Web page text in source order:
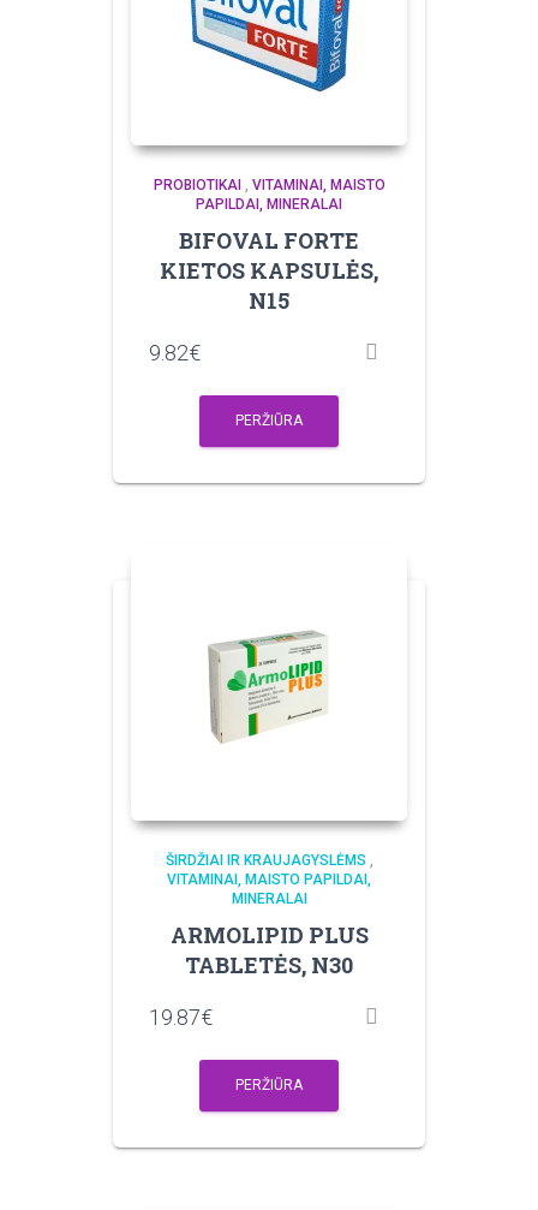
PROBIOTIKAI , VITAMINAI, MAISTO
PAPILDAI, MINERALAI
BIFOVAL FORTE
KIETOS KAPSULĖS,
N15
9.82€
PERŽIŪRA
ŠIRDŽIAI IR KRAUJAGYSLĖMS ,
VITAMINAI, MAISTO PAPILDAI,
MINERALAI
ARMOLIPID PLUS
TABLETĖS, N30
19.87€
PERŽIŪRA